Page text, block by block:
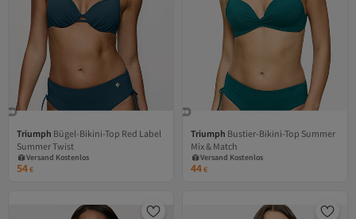
Triumph Bügel-Bikini-Top Red Label
Summer Twist
Versand Kostenlos
Gratis Versand
Versand Kostenlos
54€
Triumph Bustier-Bikini-Top Summer
Mix & Match
Versand Kostenlos
Gratis Versand
Versand Kostenlos
44€